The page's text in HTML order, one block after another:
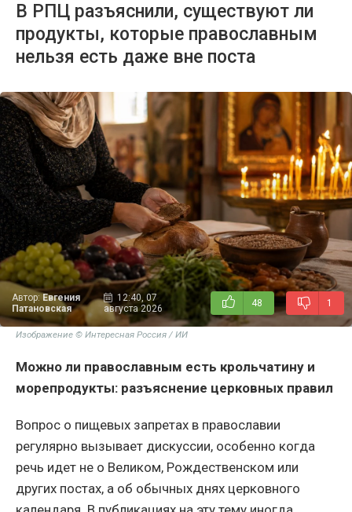
В РПЦ разъяснили, существуют ли
продукты, которые православным
нельзя есть даже вне поста
Автор: Евгения
Патановская
12:40, 07
августа 2026
48 1
Изображение © Интересная Россия / ИИ
Можно ли православным есть крольчатину и
морепродукты: разъяснение церковных правил
Вопрос о пищевых запретах в православии
регулярно вызывает дискуссии, особенно когда
речь идет не о Великом, Рождественском или
других постах, а об обычных днях церковного